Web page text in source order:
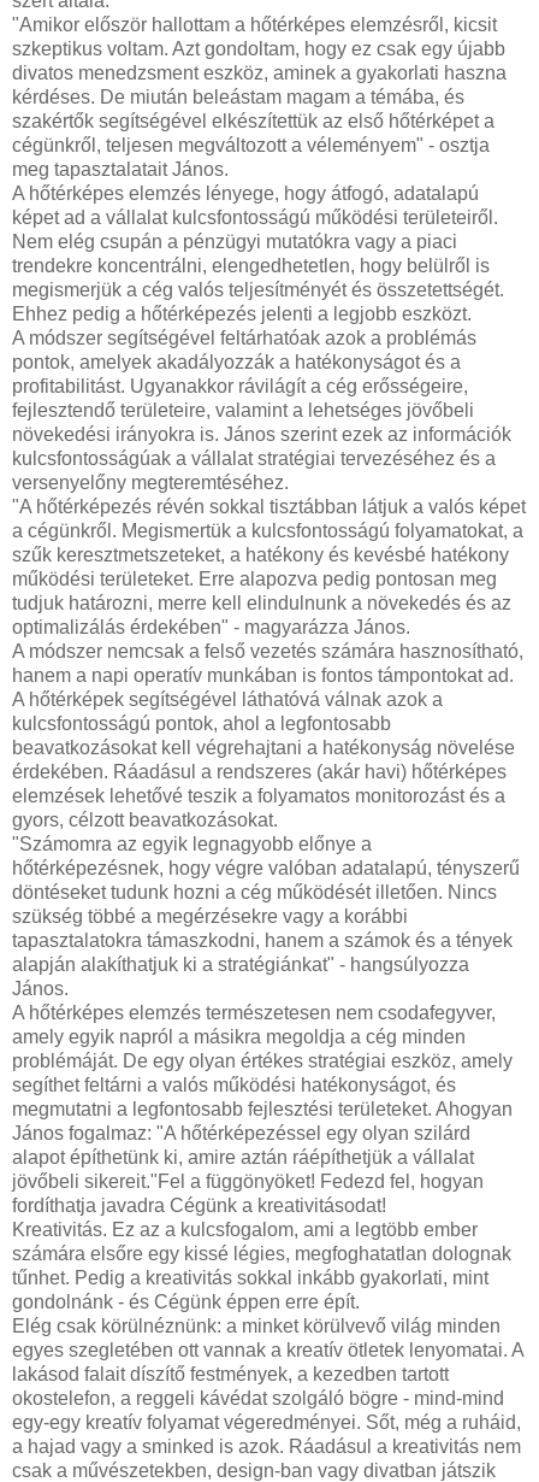
"Amikor először hallottam a hőtérképes elemzésről, kicsit
szkeptikus voltam. Azt gondoltam, hogy ez csak egy újabb
divatos menedzsment eszköz, aminek a gyakorlati haszna
kérdéses. De miután beleástam magam a témába, és
szakértők segítségével elkészítettük az első hőtérképet a
cégünkről, teljesen megváltozott a véleményem" - osztja
meg tapasztalatait János.
A hőtérképes elemzés lényege, hogy átfogó, adatalapú
képet ad a vállalat kulcsfontosságú működési területeiről.
Nem elég csupán a pénzügyi mutatókra vagy a piaci
trendekre koncentrálni, elengedhetetlen, hogy belülről is
megismerjük a cég valós teljesítményét és összetettségét.
Ehhez pedig a hőtérképezés jelenti a legjobb eszközt.
A módszer segítségével feltárhatóak azok a problémás
pontok, amelyek akadályozzák a hatékonyságot és a
profitabilitást. Ugyanakkor rávilágít a cég erősségeire,
fejlesztendő területeire, valamint a lehetséges jövőbeli
növekedési irányokra is. János szerint ezek az információk
kulcsfontosságúak a vállalat stratégiai tervezéséhez és a
versenyelőny megteremtéséhez.
"A hőtérképezés révén sokkal tisztábban látjuk a valós képet
a cégünkről. Megismertük a kulcsfontosságú folyamatokat, a
szűk keresztmetszeteket, a hatékony és kevésbé hatékony
működési területeket. Erre alapozva pedig pontosan meg
tudjuk határozni, merre kell elindulnunk a növekedés és az
optimalizálás érdekében" - magyarázza János.
A módszer nemcsak a felső vezetés számára hasznosítható,
hanem a napi operatív munkában is fontos támpontokat ad.
A hőtérképek segítségével láthatóvá válnak azok a
kulcsfontosságú pontok, ahol a legfontosabb
beavatkozásokat kell végrehajtani a hatékonyság növelése
érdekében. Ráadásul a rendszeres (akár havi) hőtérképes
elemzések lehetővé teszik a folyamatos monitorozást és a
gyors, célzott beavatkozásokat.
"Számomra az egyik legnagyobb előnye a
hőtérképezésnek, hogy végre valóban adatalapú, tényszerű
döntéseket tudunk hozni a cég működését illetően. Nincs
szükség többé a megérzésekre vagy a korábbi
tapasztalatokra támaszkodni, hanem a számok és a tények
alapján alakíthatjuk ki a stratégiánkat" - hangsúlyozza
János.
A hőtérképes elemzés természetesen nem csodafegyver,
amely egyik napról a másikra megoldja a cég minden
problémáját. De egy olyan értékes stratégiai eszköz, amely
segíthet feltárni a valós működési hatékonyságot, és
megmutatni a legfontosabb fejlesztési területeket. Ahogyan
János fogalmaz: "A hőtérképezéssel egy olyan szilárd
alapot építhetünk ki, amire aztán ráépíthetjük a vállalat
jövőbeli sikereit."Fel a függönyöket! Fedezd fel, hogyan
fordíthatja javadra Cégünk a kreativitásodat!
Kreativitás. Ez az a kulcsfogalom, ami a legtöbb ember
számára elsőre egy kissé légies, megfoghatatlan dolognak
tűnhet. Pedig a kreativitás sokkal inkább gyakorlati, mint
gondolnánk - és Cégünk éppen erre épít.
Elég csak körülnéznünk: a minket körülvevő világ minden
egyes szegletében ott vannak a kreatív ötletek lenyomatai. A
lakásod falait díszítő festmények, a kezedben tartott
okostelefon, a reggeli kávédat szolgáló bögre - mind-mind
egy-egy kreatív folyamat végeredményei. Sőt, még a ruháid,
a hajad vagy a sminked is azok. Ráadásul a kreativitás nem
csak a művészetekben, design-ban vagy divatban játszik